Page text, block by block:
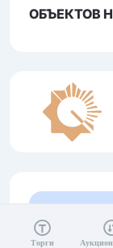
Торги
ОБЪЕКТОВ